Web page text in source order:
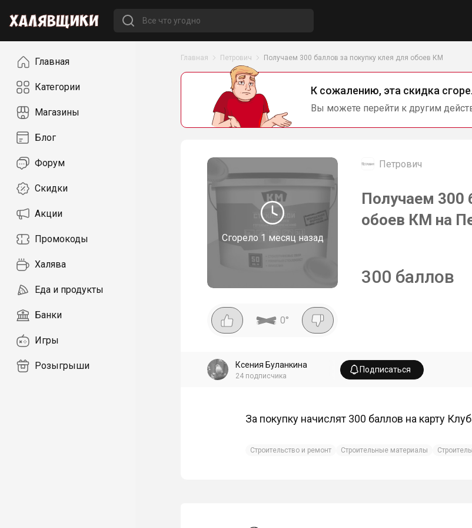
НавигацияГлавная
Категории
Магазины
Блог
Форум
Скидки
Акции
Промокоды
Халява
Еда и продукты
Банки
Игры
Розыгрыши
Главная Петрович Получаем 300 баллов за покупку клея для обоев КМ
К сожалению, эта скидка
Вы можете перейти к другим
Сгорело 1 месяц назад
Петрович
Получаем 300
обоев КМ на
300 баллов
0°
Ксения Буланкина
24 подписчика
Подписаться
За покупку начислят 300 баллов на карту
Строительство и ремонт Строительные материалы